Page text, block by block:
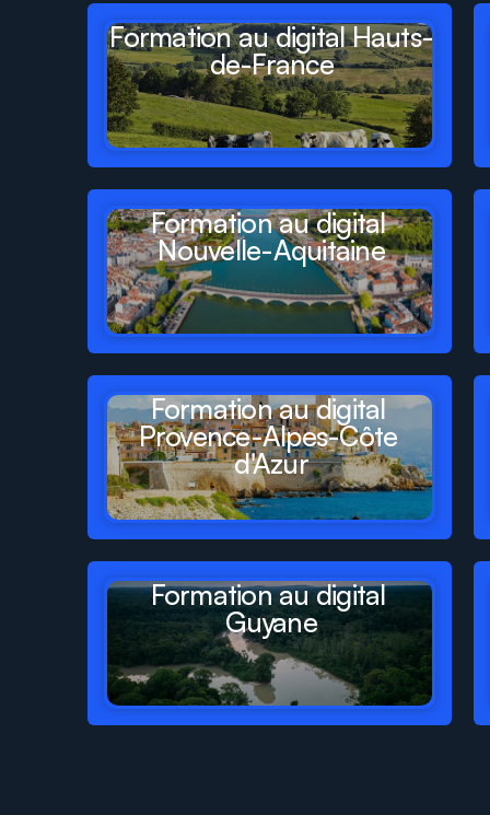
Formation au digital Hauts-
de-France
Formation au digital
Nouvelle-Aquitaine
Formation au digital
Provence-Alpes-Côte
d'Azur
Formation au digital
Guyane